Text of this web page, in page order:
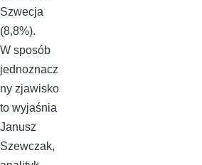
Szwecja
(8,8%).
W sposób
jednoznacz
ny zjawisko
to wyjaśnia
Janusz
Szewczak,